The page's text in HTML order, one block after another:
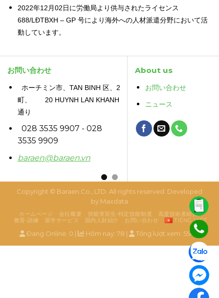
2022年12月02日に労働局より供与されたライセンス
688/LĐTBXH – GP 号により海外への人材派遣分野において活
動しています。
お問い合わせ
ホーチミン市、TAN BINH 区、2
町、 20 HUYNH LAN KHANH
通り
028 3535 9907 - 028
3535 9909
baraen@baraen.vn
About us
お問い合わせ
ニュース
Copyright © Baraen Co., LTD . All rights reserved. Developed
by Maxdata
ホームページ 会社概要 技能実習生-特定技能制度
高度技術者紹介
教育‐訓練
留学サービス 国内人財紹介 お問い合わせ TIẾNG VIỆT
Đang Online: 0 | Hôm nay: 78 | Tổng lượt xem: 55413